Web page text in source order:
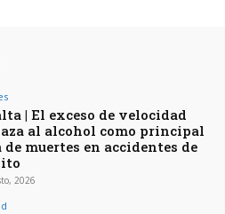
| El exceso de velocidad
al alcohol como principal
de muertes en accidentes de
2026